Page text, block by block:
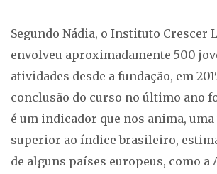
Segundo Nádia, o Instituto Crescer
envolveu aproximadamente 500
atividades desde a fundação, em
conclusão do curso no último ano
é um indicador que nos anima, uma
superior ao índice brasileiro,
de alguns países europeus, como a